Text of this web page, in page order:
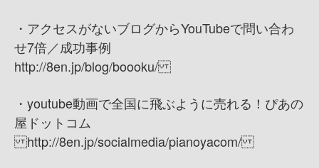
・アクセスがないブログからYouTubeで問い合わ
せ7倍／成功事例
http://8en.jp/blog/boooku/
・youtube動画で全国に飛ぶように売れる！ぴあの
屋ドットコム
http://8en.jp/socialmedia/pianoyacom/